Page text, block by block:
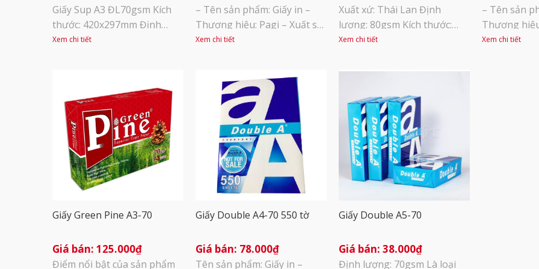
Giấy Sup A3 ĐL70gsm Kích
thước: 420x297mm Định
lượng: 70gsm Đóng gói: 500
Xem chi tiết
– Tên sản phẩm: Giấy in –
Thương hiệu: Pagi – Xuất sứ:
Việt Nam – Định lượng: 70
Được đóng gói bằng vỏ
chống ẩm rất cao, giá thành
lại rẻ hơn nhiều so với các
mặt hàng [...]
Xem chi tiết
Xuất xứ: Thái Lan Định
lượng: 80gsm Kích thước:
Khổ A4 (210x297mm) Đơn vị
dụng: Dùng trong việc in ấn,
Xem chi tiết
– Tên sản
Thương
sứ:
Xem chi tiết
Giấy Green Pine A3-70
125.000₫
Điểm nổi bật của sản phẩm
Giấy Double A4-70 550 tờ
78.000₫
Tên sản phẩm: Giấy in –
Giấy Double A5-70
38.000₫
Định lượng: 70gsm Là loại